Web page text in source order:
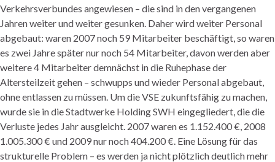
Verkehrsverbundes angewiesen – die sind in den vergangenen
Jahren weiter und weiter gesunken. Daher wird weiter Personal
abgebaut: waren 2007 noch 59 Mitarbeiter beschäftigt, so waren
es zwei Jahre später nur noch 54 Mitarbeiter, davon werden aber
weitere 4 Mitarbeiter demnächst in die Ruhephase der
Altersteilzeit gehen – schwupps und wieder Personal abgebaut,
ohne entlassen zu müssen. Um die VSE zukunftsfähig zu machen,
wurde sie in die Stadtwerke Holding SWH eingegliedert, die die
Verluste jedes Jahr ausgleicht. 2007 waren es 1.152.400 €, 2008
1.005.300 € und 2009 nur noch 404.200 €. Eine Lösung für das
strukturelle Problem – es werden ja nicht plötzlich deutlich mehr